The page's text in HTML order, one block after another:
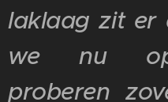
laklaag zit er
we nu
proberen